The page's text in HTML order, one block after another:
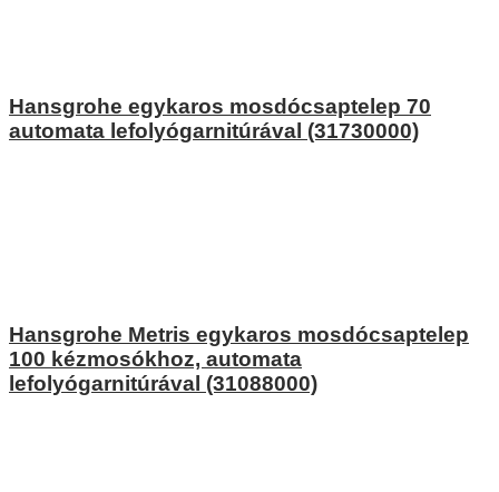
Hansgrohe egykaros mosdócsaptelep 70
automata lefolyógarnitúrával (31730000)
Hansgrohe Metris egykaros mosdócsaptelep
100 kézmosókhoz, automata
lefolyógarnitúrával (31088000)